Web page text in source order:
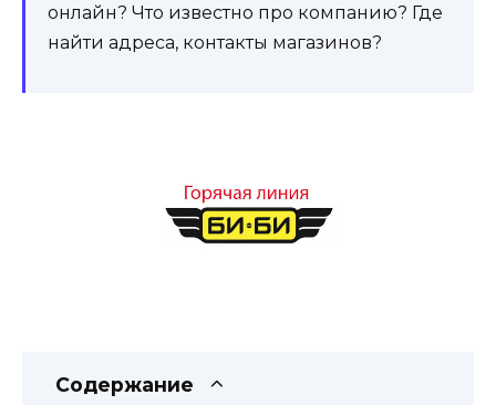
онлайн? Что известно про компанию? Где
найти адреса, контакты магазинов?
Содержание